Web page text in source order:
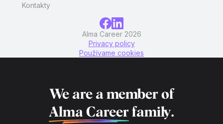
Kontakty
Alma Career 2026
Privacy policy
Používame cookies
We are a member of
Alma Career family.